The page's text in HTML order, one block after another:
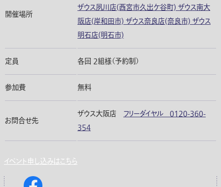
開催場所
ザウス夙川店(西宮市久出ケ谷町) ザウス南大
阪店(岸和田市) ザウス奈良店(奈良市) ザウス
明石店(明石市)
定員 各回 2組様（予約制）
参加費 無料
お問合せ先
ザウス大阪店 フリーダイヤル 0120-360-
354
イベント申し込みはこちら